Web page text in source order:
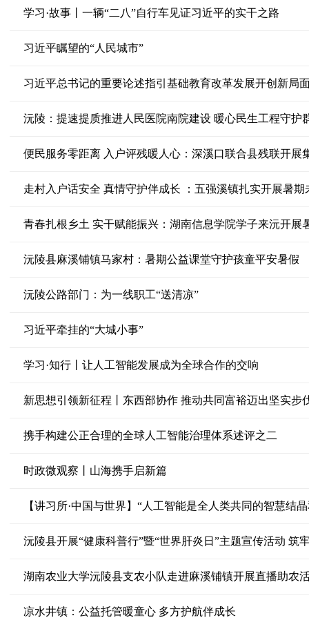
学习·故事丨一辆“二八”自行车见证习近平的实干之路
习近平瞩望的“人民城市”
习近平总书记的重要论述指引基础教育改革发展开创新局
沅陵：提速提质推进人民医院南院建设 暖心民生工程守护
便民服务零距离 入户评残暖人心：深溪口联合县残联开展
走村入户话安全 真情守护伴成长 ：五强溪镇扎实开展暑
青春扎根乡土 实干赋能振兴：湖南信息学院学子来沅开展
沅陵县麻溪铺镇马家村：暑期公益课堂守护孩童平安暑假
沅陵公路部门：为一线职工“送清凉”
习近平牵挂的“大城小事”
学习·知行丨让人工智能发展成为全球合作的交响
新思想引领新征程丨东西部协作 推动共同富裕迈出坚实步
携手构建公正合理的全球人工智能治理体系述评之二
时政微观察丨山海携手启新篇
【讲习所·中国与世界】“人工智能是全人类共同的智慧结
沅陵县开展“健康科普行”暨“世界肝炎日”主题宣传活动 筑
湖南农业大学沅陵县支农小队走进麻溪铺镇开展直播助农
凉水井镇：公益托管暖童心 多方护航伴成长